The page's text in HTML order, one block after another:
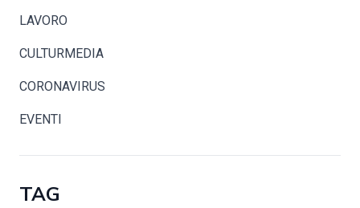
LAVORO
CULTURMEDIA
CORONAVIRUS
EVENTI
TAG